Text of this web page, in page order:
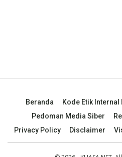
Beranda Kode Etik Internal
Pedoman Media Siber
Privacy Policy
Disclaimer